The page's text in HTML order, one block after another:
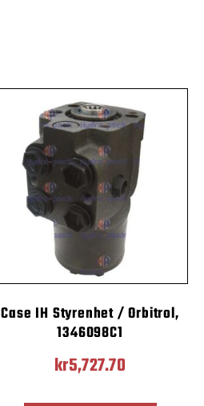
Case IH Styrenhet / Orbitrol,
1346098C1
kr5,727.70